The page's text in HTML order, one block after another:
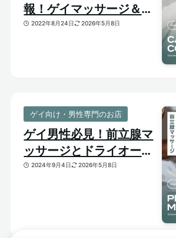
報！ゲイマッサージ＆メ
ンズ向けサロンのお得割
2022年8月24日 2026年5月8日
ゲイ向け・男性専門のお店
ゲイ男性必見！前立腺マ
ッサージとドライオーガ
ズム【はじめての前立腺
2024年9月4日 2026年5月8日